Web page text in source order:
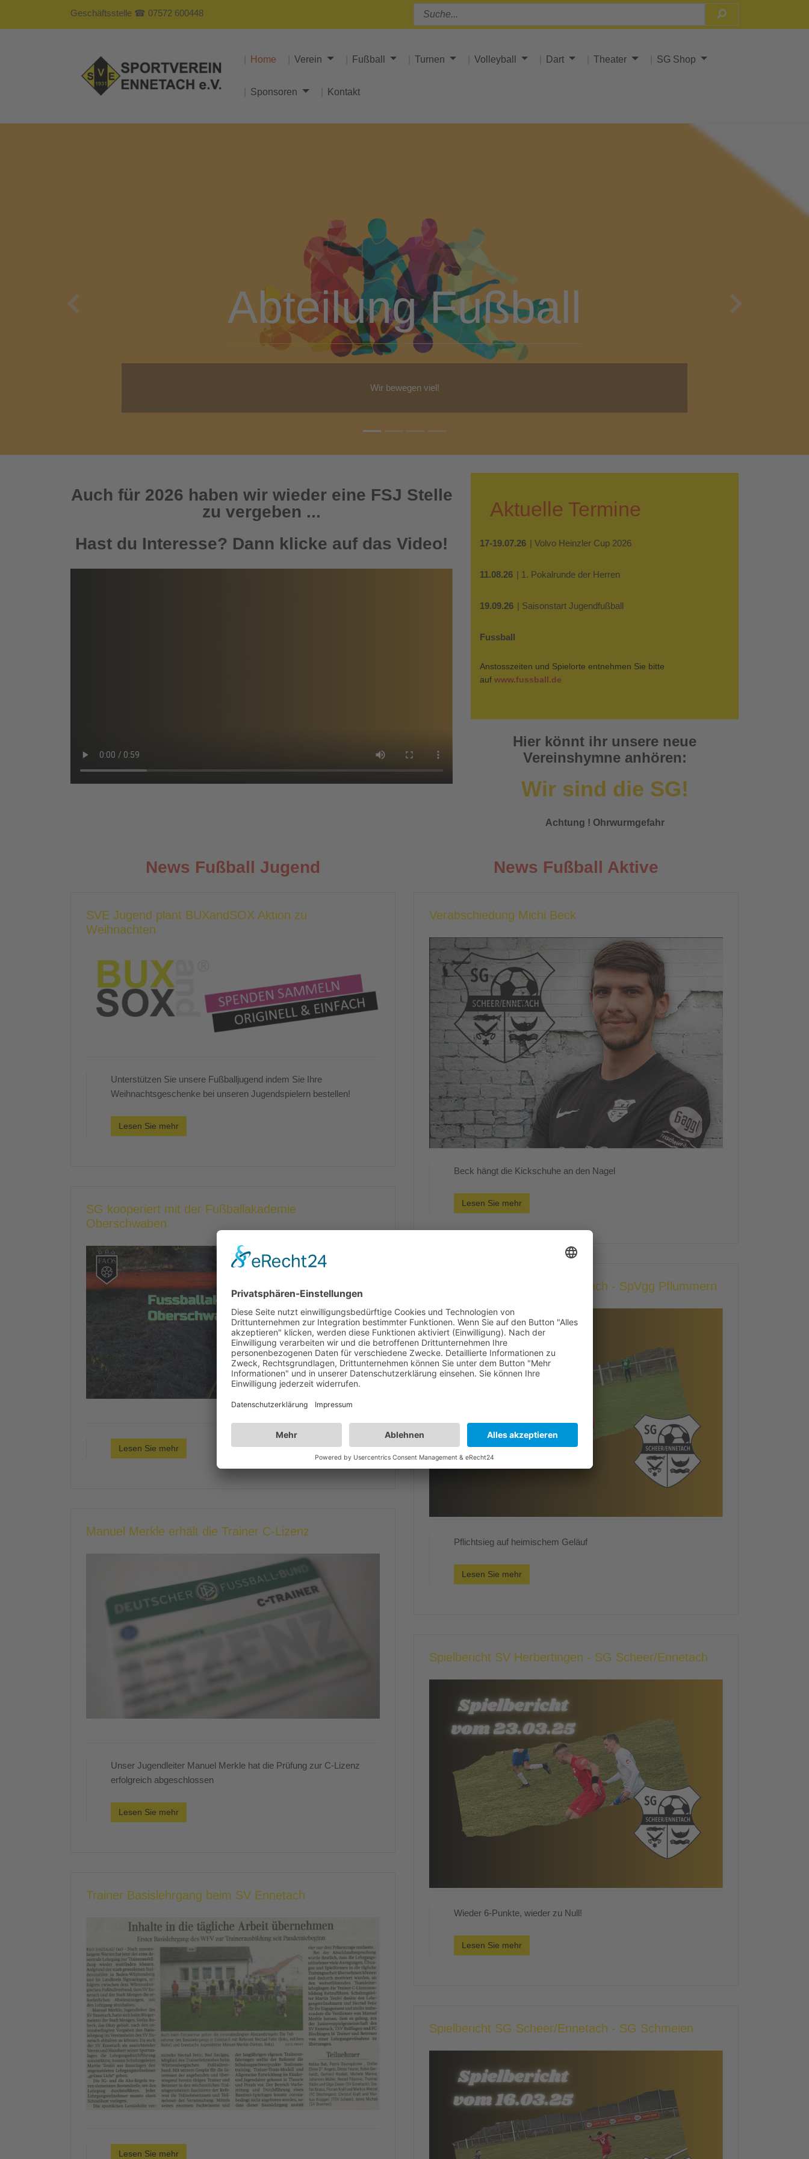
Geschäftsstelle ☎ 07572 600448
Home Verein Fußball Turnen Volleyball Dart Theater SG Shop
Sponsoren Kontakt
Abteilung Turnen
Ob Yoga, Step-Aerobic, Gymnastik, Walking - für jeden ist etwas dabei!
Previous
Auch für 2026 haben wir wieder eine FSJ Stelle
zu vergeben ...
Hast du Interesse? Dann klicke auf das Video!
Aktuelle Termine
17-19.07.26 | Volvo Heinzler Cup 2026
11.08.26 | 1. Pokalrunde der Herren
19.09.26 | Saisonstart Jugendfußball
Fussball
Anstosszeiten und Spielorte entnehmen Sie bitte
auf www.fussball.de
Hier könnt ihr unsere neue
Vereinshymne anhören:
Wir sind die SG!
Achtung ! Ohrwurmgefahr
News Fußball Jugend
SVE Jugend plant BUXandSOX Aktion zu
Weihnachten
Unterstützen Sie unsere Fußballjugend indem Sie Ihre
Weihnachtsgeschenke bei unseren Jugendspielern bestellen!
Lesen Sie mehr
SG kooperiert mit der Fußballakademie
Oberschwaben
Lesen Sie mehr
Manuel Merkle erhält die Trainer C-Lizenz
Unser Jugendleiter Manuel Merkle hat die Prüfung zur C-Lizenz
erfolgreich abgeschlossen
Lesen Sie mehr
Trainer Basislehrgang beim SV Ennetach
Lesen Sie mehr
News Fußball Aktive
Verabschiedung Michi Beck
Beck hängt die Kickschuhe an den Nagel
Lesen Sie mehr
Spielbericht SG Scheer/Ennetach - SpVgg Pflummern
Pflichtsieg auf heimischem Geläuf
Lesen Sie mehr
Spielbericht SV Herbertingen - SG Scheer/Ennetach
Wieder 6-Punkte, wieder zu Null!
Lesen Sie mehr
Spielbericht SG Scheer/Ennetach - SG Schmeien